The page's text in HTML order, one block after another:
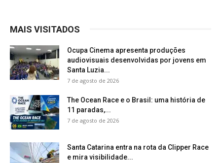
MAIS VISITADOS
Ocupa Cinema apresenta produções
audiovisuais desenvolvidas por jovens em
Santa Luzia...
7 de agosto de 2026
The Ocean Race e o Brasil: uma história de
11 paradas,...
7 de agosto de 2026
Santa Catarina entra na rota da Clipper Race
e mira visibilidade...